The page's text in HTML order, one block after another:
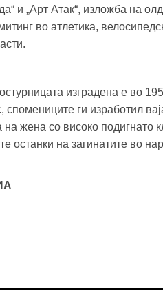
и „Арт Атак“, изложба на
во атлетика,
изградена е во
спомениците ги изработил
на жена со високо подигнато
останки на загинатите во